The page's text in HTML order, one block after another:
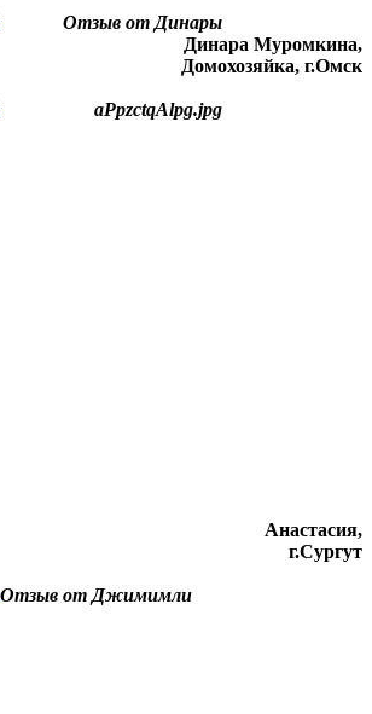
Динара Муромкина,
Домохозяйка, г.Омск
Анастасия,
г.Сургут